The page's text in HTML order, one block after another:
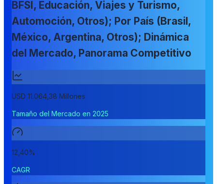
BFSI, Educación, Viajes y Turismo,
Automoción, Otros); Por País (Brasil,
México, Argentina, Otros); Dinámica
del Mercado, Panorama Competitivo
USD 11.064,38 Millones
Tamaño del Mercado en 2025
12,40%
CAGR